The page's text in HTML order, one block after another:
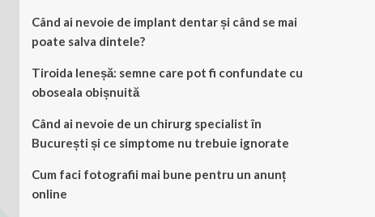
Când ai nevoie de implant dentar și când se mai
poate salva dintele?
Tiroida leneșă: semne care pot fi confundate cu
oboseala obișnuită
Când ai nevoie de un chirurg specialist în
București și ce simptome nu trebuie ignorate
Cum faci fotografii mai bune pentru un anunț
online